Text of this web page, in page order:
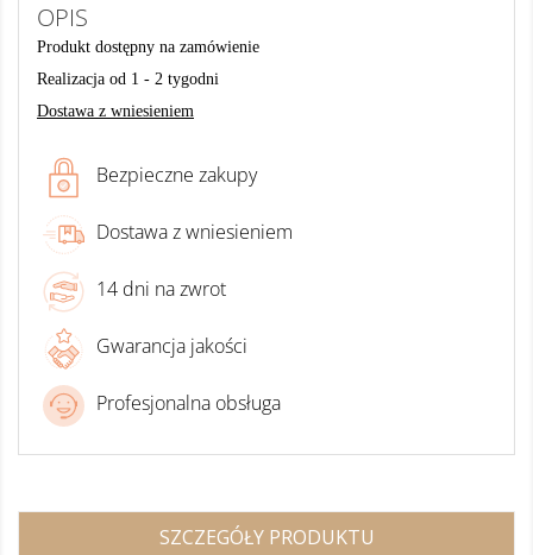
OPIS
Produkt dostępny na zamówienie
Realizacja od 1 - 2 tygodni
Dostawa z wniesieniem
Bezpieczne zakupy
Dostawa z wniesieniem
14 dni na zwrot
Gwarancja jakości
Profesjonalna obsługa
SZCZEGÓŁY PRODUKTU